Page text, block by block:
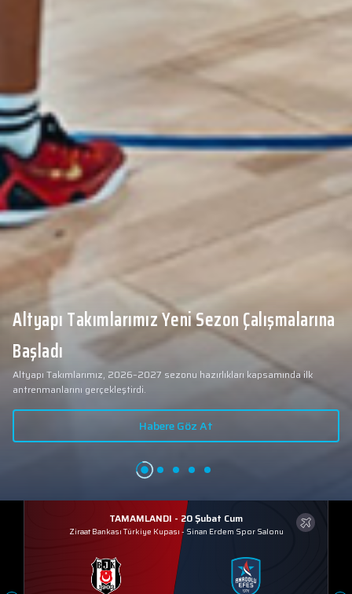
Altyapı Takımlarımız Yeni Sezon Çalışmalarına
Başladı
Altyapı Takımlarımız, 2026–2027 sezonu hazırlıkları kapsamında ilk
antrenmanlarını gerçekleştirdi.
Habere Göz At
TAMAMLANDI - 20 Şubat Cum
Ziraat Bankası Türkiye Kupası - Sinan Erdem Spor Salonu